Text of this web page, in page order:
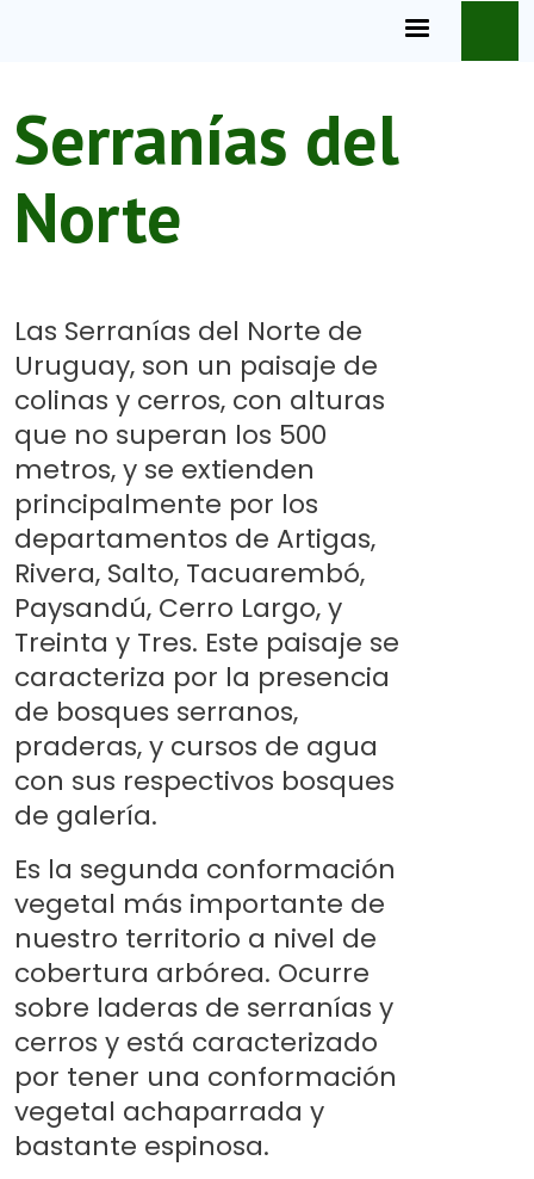
Serranías del
Norte
Las Serranías del Norte de
Uruguay, son un paisaje de
colinas y cerros, con alturas
que no superan los 500
metros, y se extienden
principalmente por los
departamentos de Artigas,
Rivera, Salto, Tacuarembó,
Paysandú, Cerro Largo, y
Treinta y Tres. Este paisaje se
caracteriza por la presencia
de bosques serranos,
praderas, y cursos de agua
con sus respectivos bosques
de galería.
Es la segunda conformación
vegetal más importante de
nuestro territorio a nivel de
cobertura arbórea. Ocurre
sobre laderas de serranías y
cerros y está caracterizado
por tener una conformación
vegetal achaparrada y
bastante espinosa.